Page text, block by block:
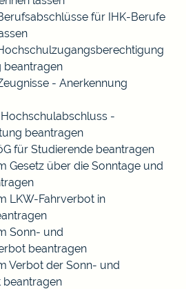
für IHK-Berufe
beantragen
- Anerkennung
-
beantragen
für Studierende beantragen
Gesetz über die Sonntage und
LKW-Fahrverbot in
Sonn- und
beantragen
Verbot der Sonn- und
beantragen